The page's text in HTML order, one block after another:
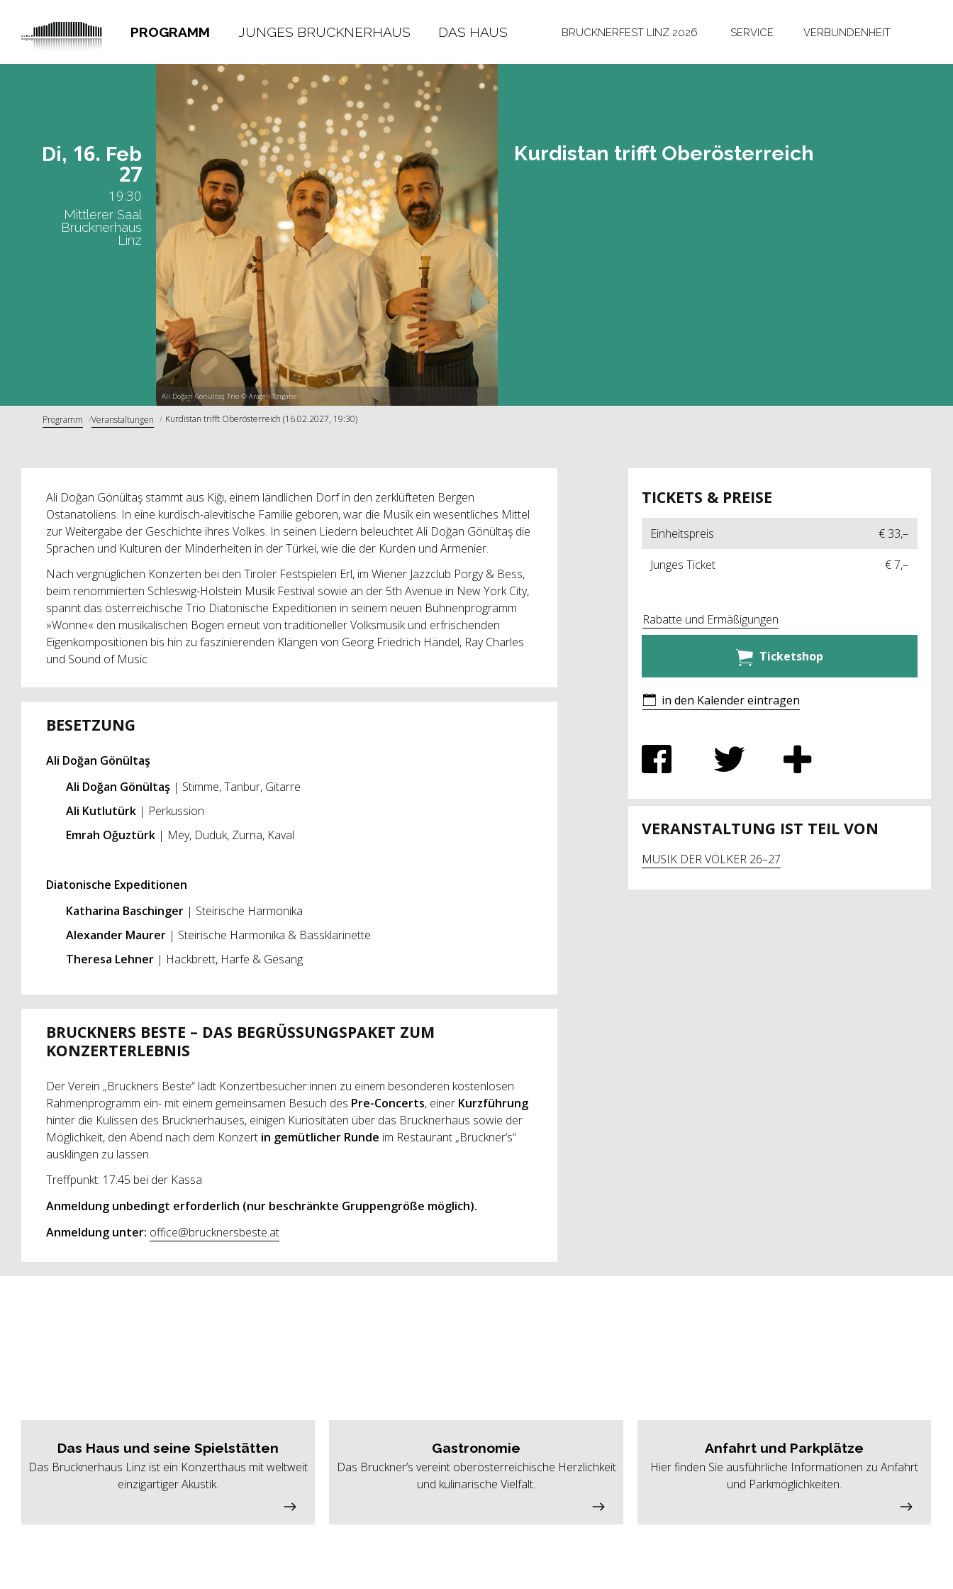
PROGRAMM JUNGES BRUCKNERHAUS DAS HAUS BRUCKNERFEST LINZ 2026 SERVICE VERBUNDENHEIT
Ali Doğan Gönültaş Trio © Araceli Tzigane
Di, 16. Feb
27
19:30
Mittlerer Saal
Brucknerhaus
Linz
Kur­di­stan trifft Ober­ös­ter­reich
Programm Veranstaltungen Kurdistan trifft Oberösterreich (16.02.2027, 19:30)
Ali Doğan Gönültaş stammt aus Kiğı, einem ländlichen Dorf in den zerklüfteten Bergen
Ostanatoliens. In eine kurdisch-alevitische Familie geboren, war die Musik ein wesentliches Mittel
zur Weitergabe der Geschichte ihres Volkes. In seinen Liedern beleuchtet Ali Doğan Gönültaş die
Sprachen und Kulturen der Minderheiten in der Türkei, wie die der Kurden und Armenier.
Nach vergnüglichen Konzerten bei den Tiroler Festspielen Erl, im Wiener Jazzclub Porgy & Bess,
beim renommierten Schleswig-Holstein Musik Festival sowie an der 5th Avenue in New York City,
spannt das österreichische Trio Diatonische Expeditionen in seinem neuen Bühnenprogramm
»Wonne« den musikalischen Bogen erneut von traditioneller Volksmusik und erfrischenden
Eigenkompositionen bis hin zu faszinierenden Klängen von Georg Friedrich Händel, Ray Charles
und Sound of Music
BESETZUNG
Ali Doğan Gönültaş
Ali Doğan Gönültaş | Stimme, Tanbur, Gitarre
Ali Kutlutürk| Perkussion
Emrah Oğuztürk | Mey, Duduk, Zurna, Kaval
Diatonische Expeditionen
Katharina Baschinger | Steirische Harmonika
Alexander Maurer | Steirische Harmonika & Bassklarinette
Theresa Lehner | Hackbrett, Harfe & Gesang
BRUCKNERS BESTE – DAS BEGRÜSSUNGSPAKET ZUM
KONZERTERLEBNIS
Der Verein „Bruckners Beste“ lädt Konzertbesucher:innen zu einem besonderen kostenlosen
Rahmenprogramm ein- mit einem gemeinsamen Besuch des Pre-Concerts, einer Kurzführung
hinter die Kulissen des Brucknerhauses, einigen Kuriositäten über das Brucknerhaus sowie der
Möglichkeit, den Abend nach dem Konzert in gemütlicher Runde im Restaurant „Bruckner’s“
ausklingen zu lassen.
Treffpunkt: 17:45 bei der Kassa
Anmeldung unbedingt erforderlich (nur beschränkte Gruppengröße möglich).
Anmeldung unter: office@brucknersbeste.at
TICKETS & PREISE
Einheitspreis
€ 33,–
Junges Ticket
€ 7,–
Rabatte und Ermäßigungen
Ticketshop
in den Kalender eintragen
VERANSTALTUNG IST TEIL VON
MUSIK DER VÖLKER 26–27
Das Haus und seine Spielstätten
Das Brucknerhaus Linz ist ein Konzerthaus mit weltweit
einzigartiger Akustik.
Gastronomie
Das Bruckner’s vereint oberösterreichische Herzlichkeit
und kulinarische Vielfalt.
Anfahrt und Parkplätze
Hier finden Sie ausführliche Informationen zu Anfahrt
und Parkmöglichkeiten.